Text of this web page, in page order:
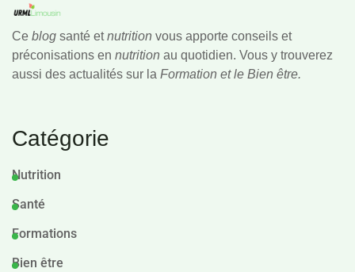
Ce blog santé etnutrition vous apporte conseils et
préconisations en nutrition au quotidien. Vous y trouverez
aussi des actualités sur la Formation et le Bien être.
Catégorie
Nutrition
Santé
Formations
Bien être